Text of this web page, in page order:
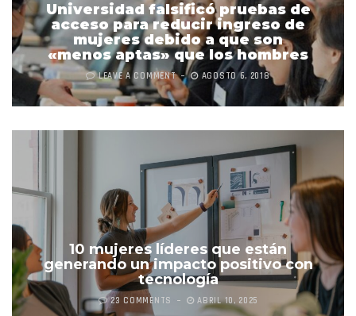
Universidad falsificó pruebas de
acceso para reducir ingreso de
mujeres debido a que son
«menos aptas» que los hombres
LEAVE A COMMENT AGOSTO 6, 2018
10 mujeres líderes que están
generando un impacto positivo con
tecnología
23 COMMENTS ABRIL 10, 2025